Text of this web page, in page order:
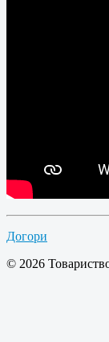
Догори
© 2026